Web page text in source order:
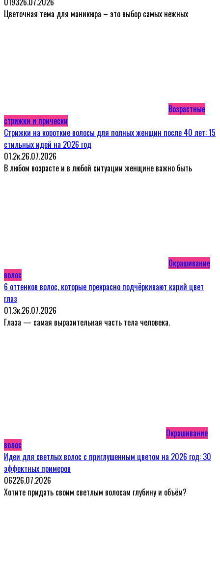
Цветочная тема для маникюра – это выбор самых нежных
Возрастные
стрижки и прически
Стрижки на короткие волосы для полных женщин после 40 лет: 15
стильных идей на 2026 год
01.2к.26.07.2026
В любом возрасте и в любой ситуации женщине важно быть
Окрашивание
волос
6 оттенков волос, которые прекрасно подчёркивают карий цвет
глаз
01.3к.26.07.2026
Глаза — самая выразительная часть тела человека.
Окрашивание
волос
Идеи для светлых волос с приглушенным цветом на 2026 год: 30
эффектных примеров
06226.07.2026
Хотите придать своим светлым волосам глубину и объём?